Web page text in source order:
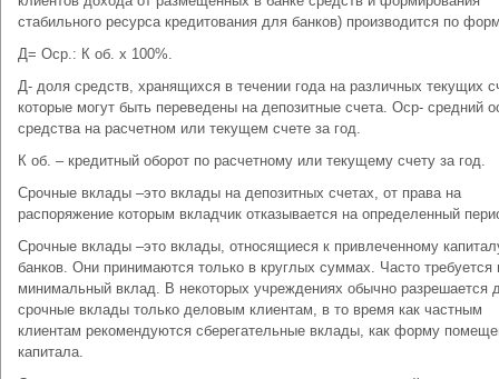
стабильного ресурса кредитования для банков) производится по
Д= Оср.: К об. х 100%.
Д- доля средств, хранящихся в течении года на различных текущих
которые могут быть переведены на депозитные счета. Оср- средний
средства на расчетном или текущем счете за год.
К об. – кредитный оборот по расчетному или текущему счету за год.
Срочные вклады –это вклады на депозитных счетах, от права на
распоряжение которым вкладчик отказывается на определенный
Срочные вклады –это вклады, относящиеся к привлеченному
банков. Они принимаются только в круглых суммах. Часто требуется
минимальный вклад. В некоторых учреждениях обычно разрешается
срочные вклады только деловым клиентам, в то время как частным
клиентам рекомендуются сберегательные вклады, как форму
капитала.